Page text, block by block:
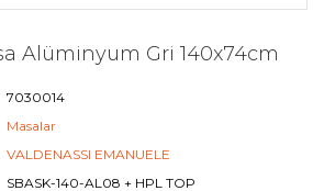
Alüminyum Gri 140x74cm
7030014
Masalar
VALDENASSI EMANUELE
SBASK-140-AL08 + HPL TOP